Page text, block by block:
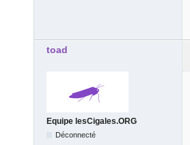
toad
Equipe lesCigales.ORG
Déconnecté